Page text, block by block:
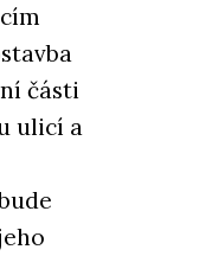
části
ulicí a